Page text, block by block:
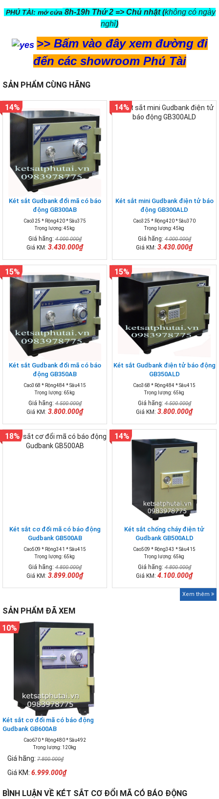
PHÚ TÀI: mở cửa 8h-19h Thứ 2 => Chủ nhật (không có ngày
nghỉ)
>> Bấm vào đây xem đường đi
đến các showroom Phú Tài
SẢN PHẨM CÙNG HÃNG
Két sắt Gudbank đổi mã có báo
động GB300AB
Cao325 * Rộng420 * Sâu375
Trọng lượng: 45kg
Giá hãng:4.000.000₫
Giá KM: 3.430.000₫
14%
Két sắt mini Gudbank điện tử báo
động GB300ALD
Cao325 * Rộng420 * Sâu370
Trọng lượng: 45kg
Giá hãng:4.000.000₫
Giá KM: 3.430.000₫
14%
Két sắt Gudbank đổi mã có báo
động GB350AB
Cao368 * Rộng484 * Sâu415
Trọng lượng: 65kg
Giá hãng:4.500.000₫
Giá KM: 3.800.000₫
15%
Két sắt Gudbank điện tử báo động
GB350ALD
Cao368 * Rộng484 * Sâu415
Trọng lượng: 65kg
Giá hãng:4.500.000₫
Giá KM: 3.800.000₫
15%
Két sắt cơ đổi mã có báo động
Gudbank GB500AB
Cao509 * Rộng341 * Sâu415
Trọng lượng: 65kg
Giá hãng:4.800.000₫
Giá KM: 3.899.000₫
18%
Két sắt chống cháy điện tử
Gudbank GB500ALD
Cao509 * Rộng343 * Sâu415
Trọng lượng: 65kg
Giá hãng:4.800.000₫
Giá KM: 4.100.000₫
14%
Xem thêm
SẢN PHẨM ĐÃ XEM
Két sắt cơ đổi mã có báo động
Gudbank GB600AB
Cao670 * Rộng480 * Sâu492
Trọng lượng: 120kg
Giá hãng: 7.800.000₫
Giá KM: 6.999.000₫
10%
BÌNH LUẬN VỀ KÉT SẮT CƠ ĐỔI MÃ CÓ BÁO ĐỘNG